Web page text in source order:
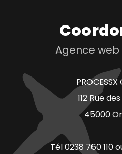
Agence
112 Rue
45000
Tél 0238 760 110